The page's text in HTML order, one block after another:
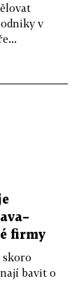
v
firmy
skoro
bavit o